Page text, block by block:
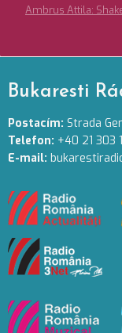
Ambrus Attila:
Bukaresti
Postacím: Strada
Telefon: +40 21 303
E-mail: